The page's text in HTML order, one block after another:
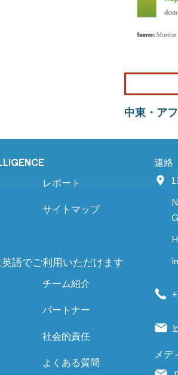
中東・ア
レポート
サイトマップ
語でご利用いただけます
チーム紹介
パートナー
社会的責任
よくある質問
連絡
メデ